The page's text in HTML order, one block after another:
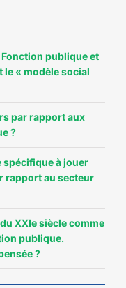
publique et
le « modèle social
par rapport aux
?
à jouer
rapport au secteur
XXIe siècle comme
publique.
?